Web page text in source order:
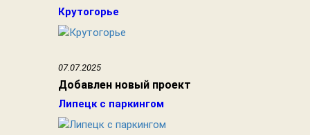
Крутогорье
07.07.2025
Добавлен новый проект
Липецк с паркингом